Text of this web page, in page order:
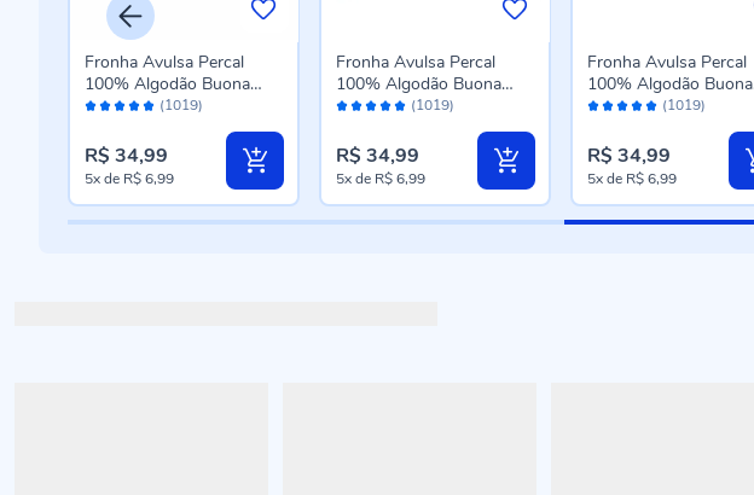
Avaliação: (1019)
Fronha Avulsa Percal
100% Algodão Buona
Fortuna - Branco
R$ 34,99
5xde R$ 6,99
Avaliação: (1019)
Fronha Avulsa Percal
100% Algodão Buona
Fortuna - Azul
R$ 34,99
5xde R$ 6,99
Avaliação: (1019)
Fronha Avulsa Percal
100% Algodão Buona
Fortuna - Acqua
R$ 34,99
5xde R$ 6,99